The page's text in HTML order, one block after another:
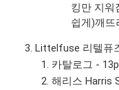
킹만 지워
쉽게)깨뜨
Littelfuse 리텔퓨
카탈로그 - 13p
해리스 Harris